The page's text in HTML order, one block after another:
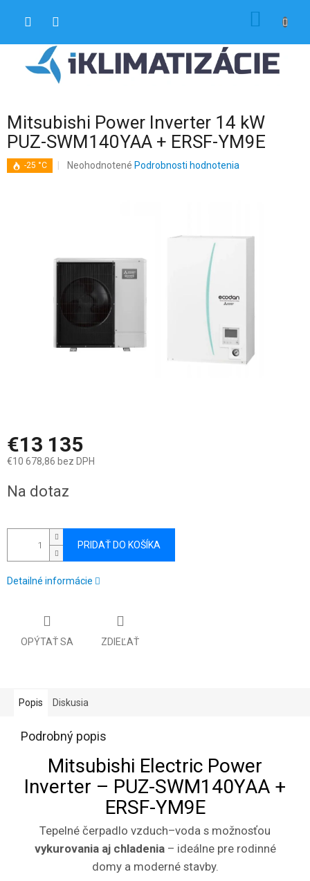
Mitsubishi Power Inverter 14 kW
PUZ-SWM140YAA + ERSF-YM9E
-25 °C
Priemerné
hviezdičiek.
Neohodnotené Podrobnosti hodnotenia
€13 135
€10 678,86 bez DPH
cena:
Na dotaz
PRIDAŤ DO KOŠÍKA
Detailné informácie
OPÝTAŤ SA ZDIEĽAŤ
Popis Diskusia
Podrobný popis
Mitsubishi Electric Power
Inverter – PUZ-SWM140YAA +
ERSF-YM9E
Tepelné čerpadlo vzduch–voda s možnosťou
vykurovania aj chladenia– ideálne pre rodinné
domy a moderné stavby.